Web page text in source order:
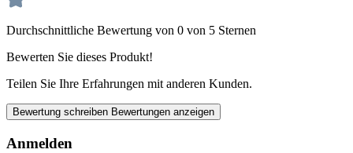
Durchschnittliche Bewertung von 0 von 5 Sternen
Bewerten Sie dieses Produkt!
Teilen Sie Ihre Erfahrungen mit anderen Kunden.
Bewertung schreiben Bewertungen anzeigen
Anmelden